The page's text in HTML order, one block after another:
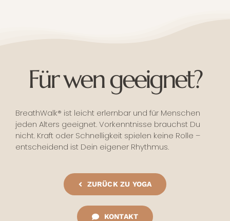
Für wen geeignet?
BreathWalk® ist leicht erlernbar und für Menschen
jeden Alters geeignet. Vorkenntnisse brauchst Du
nicht. Kraft oder Schnelligkeit spielen keine Rolle –
entscheidend ist Dein eigener Rhythmus.
ZURÜCK ZU YOGA
KONTAKT